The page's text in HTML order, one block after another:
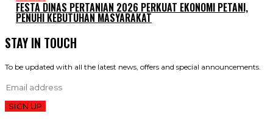
FESTA DINAS PERTANIAN 2026 PERKUAT EKONOMI PETANI,
PENUHI KEBUTUHAN MASYARAKAT
STAY IN TOUCH
To be updated with all the latest news, offers and special announcements.
SIGN UP